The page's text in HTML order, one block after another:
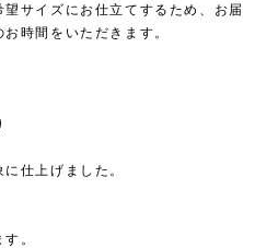
サイズにお仕立てするため、お届
時間をいただきます。
仕上げました。
。